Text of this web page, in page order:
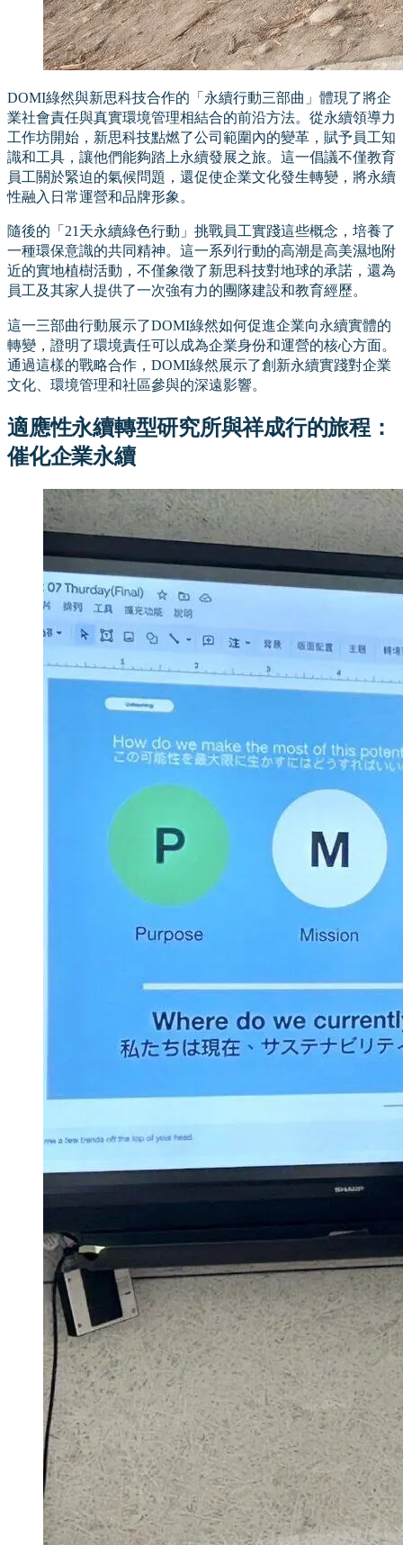
DOMI綠然與新思科技合作的「永續行動三部曲」體現了將企
業社會責任與真實環境管理相結合的前沿方法。從永續領導力
工作坊開始，新思科技點燃了公司範圍內的變革，賦予員工知
識和工具，讓他們能夠踏上永續發展之旅。這一倡議不僅教育
員工關於緊迫的氣候問題，還促使企業文化發生轉變，將永續
性融入日常運營和品牌形象。
隨後的「21天永續綠色行動」挑戰員工實踐這些概念，培養了
一種環保意識的共同精神。這一系列行動的高潮是高美濕地附
近的實地植樹活動，不僅象徵了新思科技對地球的承諾，還為
員工及其家人提供了一次強有力的團隊建設和教育經歷。
這一三部曲行動展示了DOMI綠然如何促進企業向永續實體的
轉變，證明了環境責任可以成為企業身份和運營的核心方面。
通過這樣的戰略合作，DOMI綠然展示了創新永續實踐對企業
文化、環境管理和社區參與的深遠影響。
適應性永續轉型研究所與祥成行的旅程：
催化企業永續